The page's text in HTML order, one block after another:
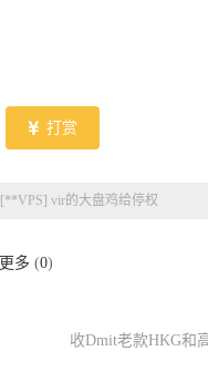
打赏
[**VPS] vir的大盘鸡给停权
更多 (0)
收Dmit老款HKG和